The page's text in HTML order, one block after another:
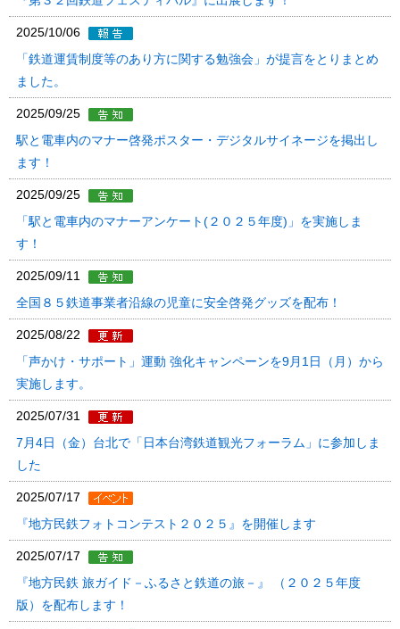
2025/10/06
「鉄道運賃制度等のあり方に関する勉強会」が提言をとりまとめ
ました。
2025/09/25
駅と電車内のマナー啓発ポスター・デジタルサイネージを掲出し
ます！
2025/09/25
「駅と電車内のマナーアンケート(２０２５年度)」を実施しま
す！
2025/09/11
全国８５鉄道事業者沿線の児童に安全啓発グッズを配布！
2025/08/22
「声かけ・サポート」運動 強化キャンペーンを9月1日（月）から
実施します。
2025/07/31
7月4日（金）台北で「日本台湾鉄道観光フォーラム」に参加しま
した
2025/07/17
『地方民鉄フォトコンテスト２０２５』を開催します
2025/07/17
『地方民鉄 旅ガイド－ふるさと鉄道の旅－』 （２０２５年度
版）を配布します！